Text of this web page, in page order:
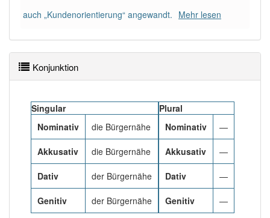
auch „Kundenorientierung“ angewandt. Mehr lesen
Konjunktion
Singular
Nominativ
die Bürgernähe
Akkusativ die Bürgernähe
Dativ der Bürgernähe
Genitiv der Bürgernähe
Plural
Nominativ
—
Akkusativ —
Dativ —
Genitiv —